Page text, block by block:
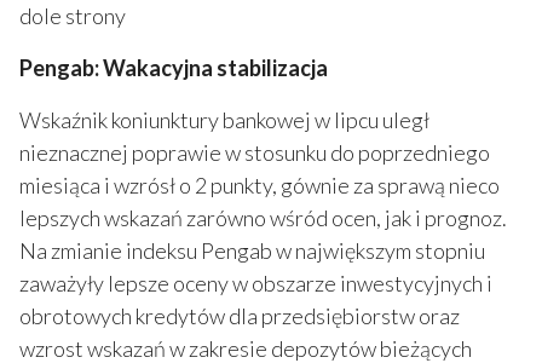
dole strony
Pengab: Wakacyjna stabilizacja
Wskaźnik koniunktury bankowej w lipcu uległ
nieznacznej poprawie w stosunku do poprzedniego
miesiąca i wzrósł o 2 punkty, gównie za sprawą nieco
lepszych wskazań zarówno wśród ocen, jak i prognoz.
Na zmianie indeksu Pengab w największym stopniu
zaważyły lepsze oceny w obszarze inwestycyjnych i
obrotowych kredytów dla przedsiębiorstw oraz
wzrost wskazań w zakresie depozytów bieżących